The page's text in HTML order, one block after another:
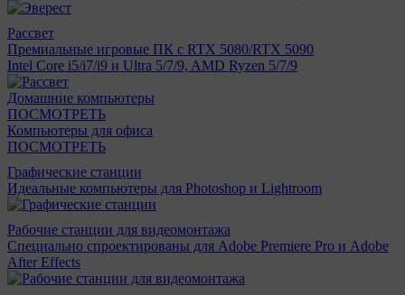
Рассвет
Премиальные игровые ПК с RTX 5080/RTX 5090
Intel Core i5/i7/i9 и Ultra 5/7/9, AMD Ryzen 5/7/9
Домашние компьютеры
ПОСМОТРЕТЬ
Компьютеры для офиса
ПОСМОТРЕТЬ
Графические станции
Идеальные компьютеры для Photoshop и Lightroom
Рабочие станции для видеомонтажа
Специально спроектированы для Adobe Premiere Pro и Adobe
After Effects